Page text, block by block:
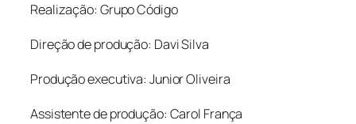
Realização: Grupo Código
Direção de produção: Davi Silva
Produção executiva: Junior Oliveira
Assistente de produção: Carol França